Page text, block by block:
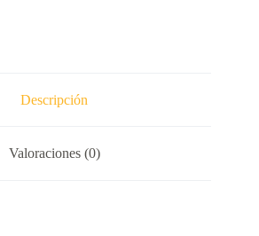
Descripción
Valoraciones (0)